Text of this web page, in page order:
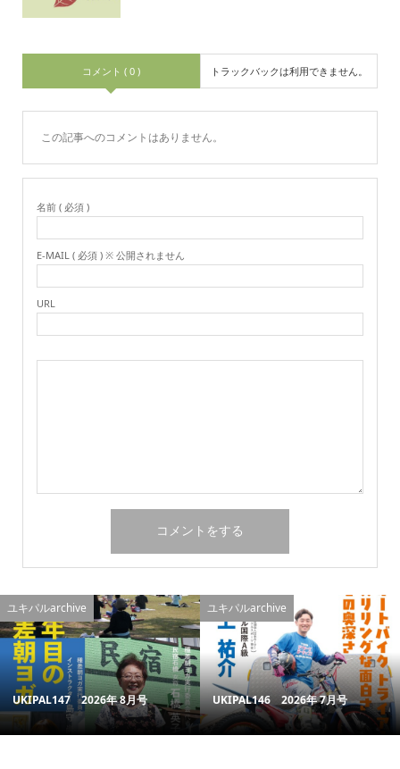
コメント ( 0 ) トラックバックは利用できません。
この記事へのコメントはありません。
名前 ( 必須 )
E-MAIL ( 必須 ) ※ 公開されません
URL
ユキパルarchive
UKIPAL147 2026年 8月号
ユキパルarchive
UKIPAL146 2026年 7月号